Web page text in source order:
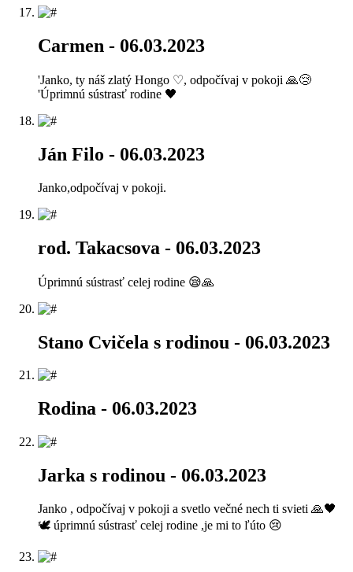
Carmen - 06.03.2023
'Janko, ty náš zlatý Hongo ♡, odpočívaj v pokoji 🙏😢
'Úprimnú sústrasť rodine 🖤
Ján Filo - 06.03.2023
Janko,odpočívaj v pokoji.
rod. Takacsova - 06.03.2023
Úprimnú sústrasť celej rodine 😪🙏
Stano Cvičela s rodinou - 06.03.2023
Rodina - 06.03.2023
Jarka s rodinou - 06.03.2023
Janko , odpočívaj v pokoji a svetlo večné nech ti svieti 🙏🖤
🕊️ úprimnú sústrasť celej rodine ,je mi to ľúto 😢